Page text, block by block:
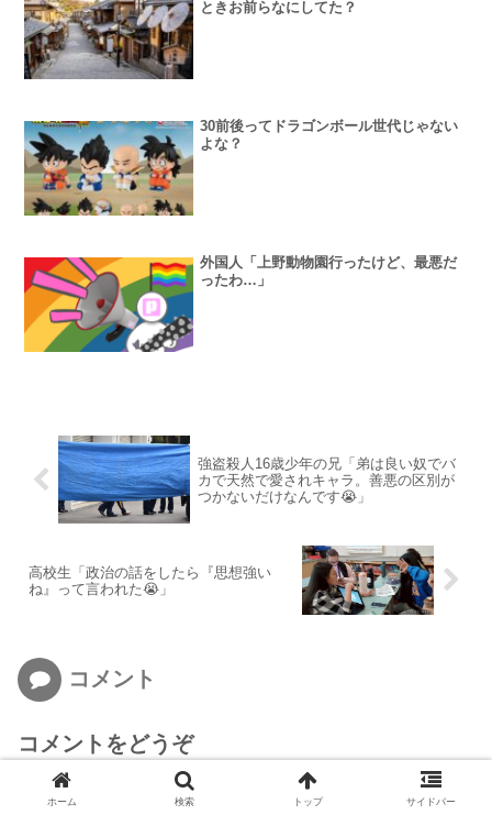
ときお前らなにしてた？
30前後ってドラゴンボール世代じゃない
よな？
外国人「上野動物園行ったけど、最悪だ
ったわ…」
強盗殺人16歳少年の兄「弟は良い奴でバ
カで天然で愛されキャラ。善悪の区別が
つかないだけなんです😭」
高校生「政治の話をしたら『思想強い
ね』って言われた😭」
コメント
コメントをどうぞ
メールアドレスが公開されることはありません。
コメント
ホーム 検索 トップ サイドバー